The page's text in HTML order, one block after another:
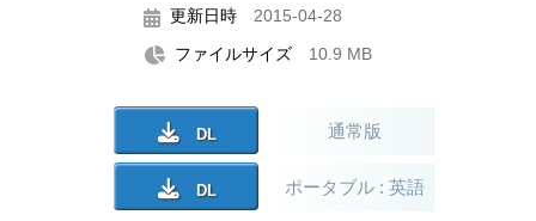
更新日時 2015-04-28
ファイルサイズ 10.9 MB
通常版
ポータブル : 英語